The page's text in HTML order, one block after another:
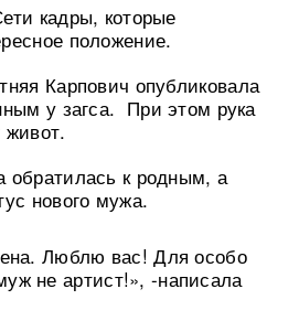
кадры, которые
положение.
Карпович опубликовала
у загса. При этом рука
живот.
обратилась к родным, а
нового мужа.
Люблю вас! Для особо
не артист!», -написала